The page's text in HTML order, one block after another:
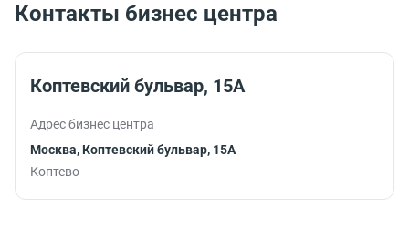
работу и
тренируясь во
время
обеденного
рабочего дня.
Контакты бизнес центра
Коптевский бульвар, 15А
Адрес бизнес центра
Москва, Коптевский бульвар, 15А
Коптево